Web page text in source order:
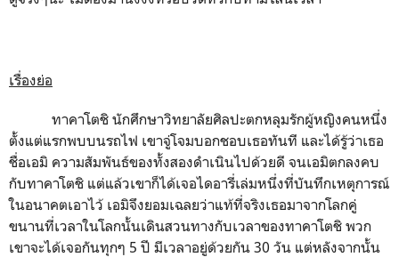
เรื่องย่อ
ทาคาโตชิ นักศึกษาวิทยาลัยศิลปะตกหลุมรักผู้หญิงคนหนึ่ง
ตั้งแต่แรกพบบนรถไฟ เขาจู่โจมบอกชอบเธอทันที และได้รู้ว่าเธอ
ชื่อเอมิ ความสัมพันธ์ของทั้งสองดำเนินไปด้วยดี จนเอมิตกลงคบ
กับทาคาโตชิ แต่แล้วเขาก็ได้เจอไดอารี่เล่มหนึ่งที่บันทึกเหตุการณ์
ในอนาคตเอาไว้ เอมิจึงยอมเฉลยว่าแท้ที่จริงเธอมาจากโลกคู่
ขนานที่เวลาในโลกนั้นเดินสวนทางกับเวลาของทาคาโตชิ พวก
เขาจะได้เจอกันทุกๆ 5 ปี มีเวลาอยู่ด้วยกัน 30 วัน แต่หลังจากนั้น